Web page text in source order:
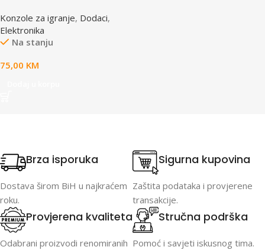
Konzole za igranje, Dodaci,
Elektronika
Na stanju
75,00 KM
Brza isporuka
Dostava širom BiH u najkraćem
roku.
Sigurna kupovina
Zaštita podataka i provjerene
transakcije.
Provjerena kvaliteta
Odabrani proizvodi renomiranih
Stručna podrška
Pomoć i savjeti iskusnog tima.